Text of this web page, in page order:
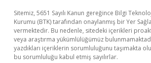
Sitemiz, 5651 Sayılı Kanun gereğince Bilgi
Kurumu (BTK) tarafından onaylanmış bir Yer
vermektedir. Bu nedenle, sitedeki içerikleri
veya araştırma yükümlülüğümüz
yazdıkları içeriklerin sorumluluğunu taşımakta
bu sorumluluğu kabul etmiş sayılırlar.